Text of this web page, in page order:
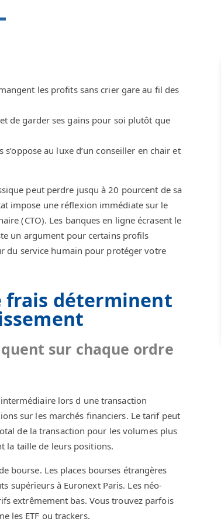
les profits sans crier gare au fil des
de garder ses gains pour soi plutôt que
au luxe d’un conseiller en chair et
peut perdre jusqu à 20 pourcent de sa
impose une réflexion immédiate sur le
(CTO). Les banques en ligne écrasent le
un argument pour certains profils
du service humain pour protéger votre
frais déterminent
sur chaque ordre
lors d une transaction
sur les marchés financiers. Le tarif peut
de la transaction pour les volumes plus
la taille de leurs positions.
bourse. Les places bourses étrangères
supérieurs à Euronext Paris. Les néo-
extrêmement bas. Vous trouvez parfois
les ETF ou trackers.